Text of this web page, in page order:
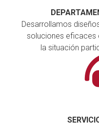
Desarrollamos
soluciones eficaces
la situación